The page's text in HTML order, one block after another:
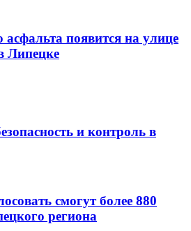
асфальта появится на улице
Липецке
и контроль в
смогут более 880
региона